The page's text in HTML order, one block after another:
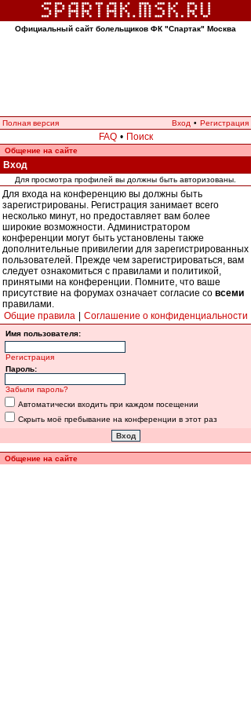
Официальный сайт болельщиков ФК "Спартак" Москва
Полная версия Вход • Регистрация
FAQ • Поиск
Общение на сайте
Вход
Для просмотра профилей вы должны быть авторизованы.
Для входа на конференцию вы должны быть
зарегистрированы. Регистрация занимает всего
несколько минут, но предоставляет вам более
широкие возможности. Администратором
конференции могут быть установлены также
дополнительные привилегии для зарегистрированных
пользователей. Прежде чем зарегистрироваться, вам
следует ознакомиться с правилами и политикой,
принятыми на конференции. Помните, что ваше
присутствие на форумах означает согласие со всеми
правилами.
Общие правила
Соглашение о конфиденциальности
Имя пользователя:
Регистрация
Пароль:
Забыли пароль?
Автоматически входить при каждом посещении
Скрыть моё пребывание на конференции в этот раз
Общение на сайте